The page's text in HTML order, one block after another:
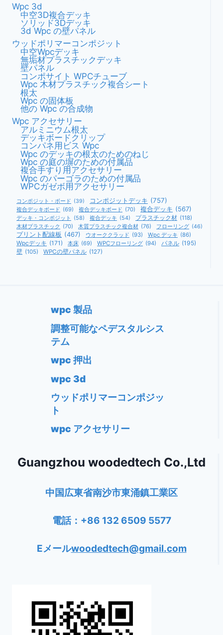
Wpc 3d
中空3D複合デッキ
ソリッド3Dデッキ
3d Wpc の壁パネル
ウッドポリマーコンポジット
中空wpcデッキ
無垢材プラスチックデッキ
壁パネル
コンポサイト WPCチューブ
Wpc 木材プラスチック複合シート
根太
Wpc の固体板
他の Wpc の合成物
Wpc アクセサリー
アルミニウム根太
デッキボードクリップ
コンパネ用ビス Wpc
Wpc のデッキの根太のためのねじ
Wpc の庭の塀のための付属品
複合手すり用アクセサリー
Wpc のパーゴラのための付属品
WPCガゼボ用アクセサリー
コンポジット・ボード (39) コンポジットデッキ (757)
複合デッキボード (69) 複合デッキボード (70) 複合デッキ (567)
デッキ・コンポジット (58) 複合デッキ (54) プラスチック材 (118)
木材プラスチック (70) 木質プラスチック複合材 (76) フローリング (46)
プリント配線板 (467) ウオーククラッド (93) Wpc デッキ (86)
Wpcデッキ (171) 本床 (69) WPCフローリング (94) パネル (195)
壁 (105) WPCの壁パネル (127)
wpc 製品
調整可能なペデスタルシス
テム
wpc 押出
wpc 3d
ウッドポリマーコンポジッ
ト
wpc アクセサリー
Guangzhou woodedtech Co.,Ltd
中国広東省南沙市東涌鎮工業区
電話：+86 132 6509 5577
Eメールwoodedtech@gmail.com